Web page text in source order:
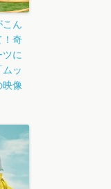
ん
！奇
に
ッ
映像